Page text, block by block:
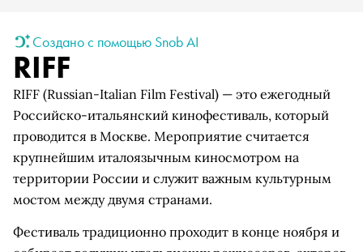
Создано с помощью Snob AI
RIFF
RIFF (Russian-Italian Film Festival) — это ежегодный
Российско-итальянский кинофестиваль, который
проводится в Москве. Мероприятие считается
крупнейшим италоязычным киносмотром на
территории России и служит важным культурным
мостом между двумя странами.
Фестиваль традиционно проходит в конце ноября и